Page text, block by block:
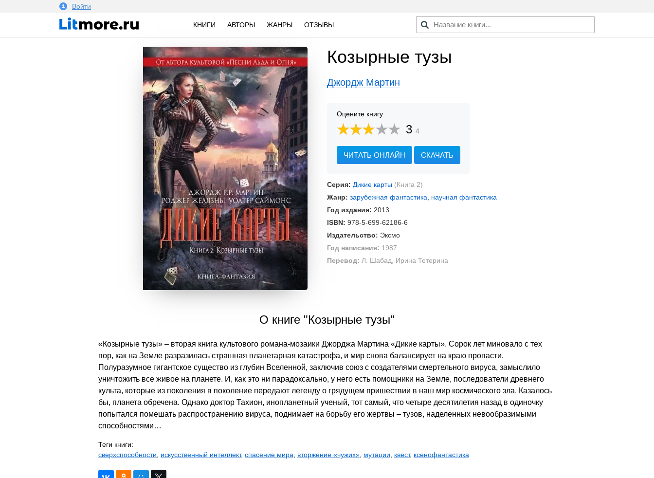
Войти
КНИГИ АВТОРЫ ЖАНРЫ ОТЗЫВЫ
Козырные тузы
Джордж Мартин
Оцените книгу
3 4
ЧИТАТЬ ОНЛАЙН СКАЧАТЬ
Серия: Дикие карты (Книга 2)
Жанр: зарубежная фантастика
научная фантастика
Год издания: 2013
ISBN: 978-5-699-62186-6
Издательство: Эксмо
Год написания: 1987
Перевод: Л. Шабад, Ирина Тетерина
О книге "Козырные тузы"
«Козырные тузы» – вторая книга культового романа-мозаики Джорджа Мартина «Дикие карты». Сорок лет миновало с тех
пор, как на Земле разразилась страшная планетарная катастрофа, и мир снова балансирует на краю пропасти.
Полуразумное гигантское существо из глубин Вселенной, заключив союз с создателями смертельного вируса, замыслило
уничтожить все живое на планете. И, как это ни парадоксально, у него есть помощники на Земле, последователи древнего
культа, которые из поколения в поколение передают легенду о грядущем пришествии в наш мир космического зла. Казалось
бы, планета обречена. Однако доктор Тахион, инопланетный ученый, тот самый, что четыре десятилетия назад в одиночку
попытался помешать распространению вируса, поднимает на борьбу его жертвы – тузов, наделенных невообразимыми
способностями…
Теги книги:
сверхспособности
искусственный интеллект, спасение мира вторжение «чужих» мутации квест, ксенофантастика